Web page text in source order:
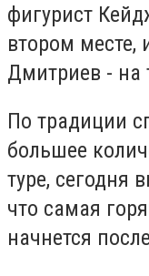
фигурист
втором месте,
Дмитриев - на
По традиции
большее
туре, сегодня
что самая
начнется